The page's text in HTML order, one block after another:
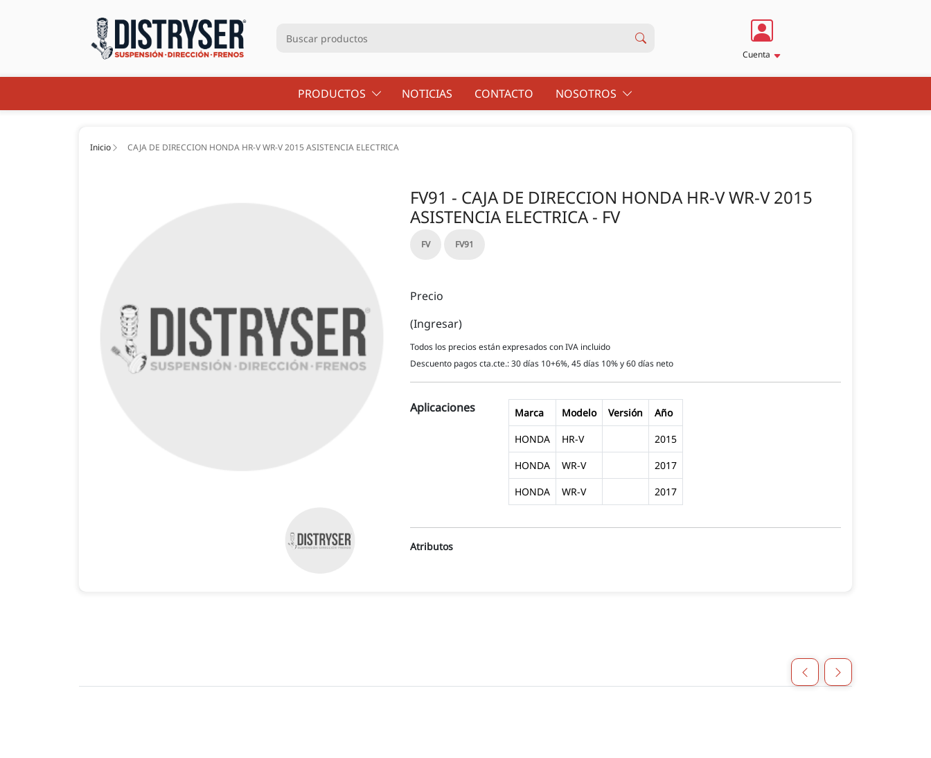
Cuenta
PRODUCTOS NOTICIAS CONTACTO NOSOTROS
Inicio CAJA DE DIRECCION HONDA HR-V WR-V 2015 ASISTENCIA ELECTRICA
FV91 - CAJA DE DIRECCION HONDA HR-V WR-V 2015
ASISTENCIA ELECTRICA - FV
FV FV91
Precio
(Ingresar)
Todos los precios están expresados con IVA incluido
Descuento pagos cta.cte.: 30 días 10+6%, 45 días 10% y 60 días neto
Aplicaciones Marca Modelo Versión
Año
HONDA
HR-V
2015
HONDA
WR-V
2017
HONDA
WR-V 2017
Atributos